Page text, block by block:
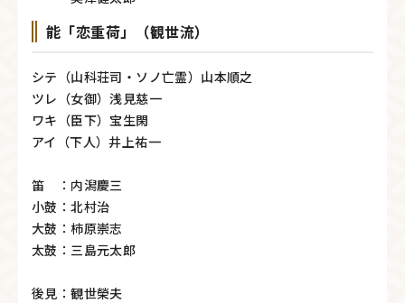
能「恋重荷」（観世流）
シテ（山科荘司・ソノ亡霊）山本順之
ツレ（女御）浅見慈一
ワキ（臣下）宝生閑
アイ（下人）井上祐一
笛 ：内潟慶三
小鼓：北村治
大鼓：柿原崇志
太鼓：三島元太郎
後見：観世榮夫